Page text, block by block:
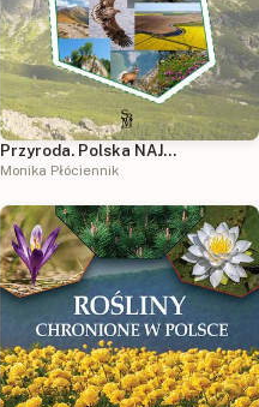
Przyroda. Polska NAJ…
Monika Płóciennik